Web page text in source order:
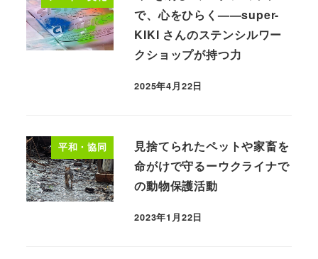
で、心をひらく——super-
KIKI さんのステンシルワー
クショップが持つ力
2025年4月22日
平和・協同
見捨てられたペットや家畜を
命がけで守るーウクライナで
の動物保護活動
2023年1月22日